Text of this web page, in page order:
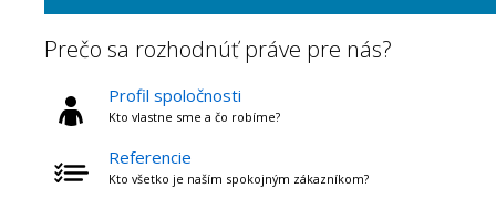
Prečo sa rozhodnúť práve pre nás?
Profil spoločnosti
Kto vlastne sme a čo robíme?
Referencie
Kto všetko je naším spokojným zákazníkom?